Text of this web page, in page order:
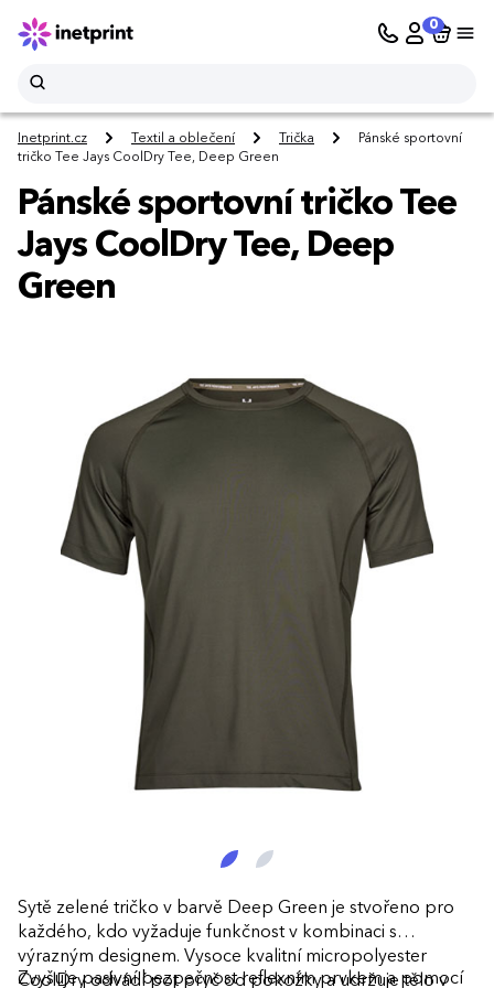
0
Inetprint.cz Textil a oblečení Trička
Pánské sportovní
tričko Tee Jays CoolDry Tee, Deep Green
Pánské sportovní tričko Tee
Jays CoolDry Tee, Deep
Green
Sytě zelené tričko v barvě Deep Green je stvořeno pro
každého, kdo vyžaduje funkčnost v kombinaci s
výrazným designem. Vysoce kvalitní micropolyester
CoolDry odvádí pot pryč od pokožky a udržuje tělo v
Zvyšuje pasivní bezpečnost reflexním prvkem a pomocí